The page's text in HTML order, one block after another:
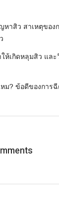
าสิว สาเหตุของ
ห้เกิดหลุมสิว และ
ม? ข้อดีของการฉี